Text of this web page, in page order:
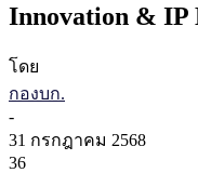
Innovation & IP
โดย
กองบก.
-
31 กรกฎาคม 2568
36